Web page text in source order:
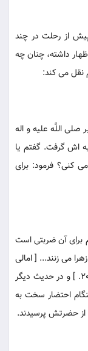
پيش از رحلت در چند
داشته، چنان چه
نقل مى كند:
اللَّه عليه و اله
اش گرفت. گفتم يا
كنى؟ فرمود: براى
براى آن ضربتى است
مى زنند... [ امالى
صدوق، ص 118، مناقب آل ابى طالب، ج 2، ص 209. ] و در حديث ديگر
احتضار سخت به
حضرتش پرسيدند.